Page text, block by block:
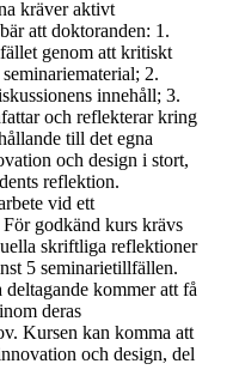
kräver aktivt
att doktoranden: 1.
genom att kritiskt
2.
innehåll; 3.
och reflekterar kring
till det egna
och design i stort,
reflektion.
vid ett
godkänd kurs krävs
skriftliga reflektioner
5 seminarietillfällen.
kommer att få
deras
Kursen kan komma att
och design, del